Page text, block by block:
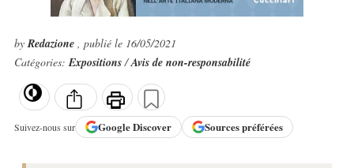
byRedazione , publié le 16/05/2021
Catégories:Expositions/Avis de non-responsabilité
Suivez-nous sur GoogleDiscover Sources préférées